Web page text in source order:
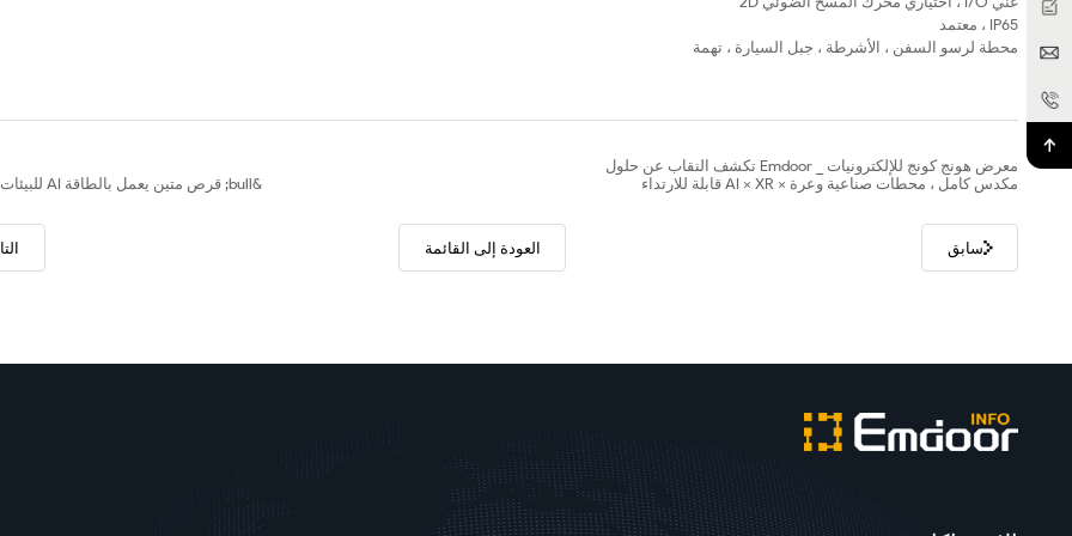
IP65 ، معتمد
محطة لرسو السفن ، الأشرطة ، جبل السيارة ، تهمة
معرض هونج كونج للإلكترونيات _ Emdoor تكشف النقاب عن حلول
مكدس كامل ، محطات صناعية وعرة × AI × XR قابلة للارتداء
سابق العودة إلى القائمة
&bull; قرص متين يعمل بالطاقة AI للبيئات القاسية